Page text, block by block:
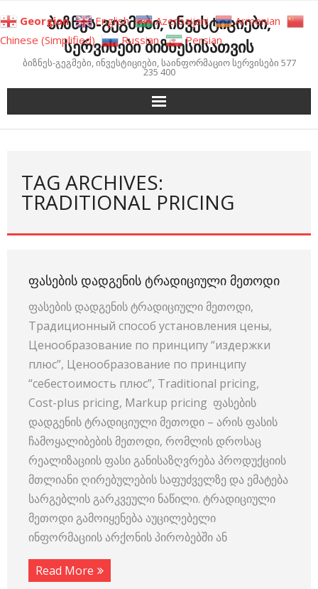
to
content
ბიზნეს-გეგმები, ინვესტიციები,
სერვისები ბიზნესისათვის
ბიზნეს-გეგმები, ინვესტიციები, საინფორმაციო სერვისები 577
235 400
TAG ARCHIVES:
TRADITIONAL PRICING
ᲤᲐᲡᲔᲑᲘᲡ ᲓᲐᲓᲒᲔᲜᲘᲡ ᲢᲠᲐᲓᲘᲪᲘᲣᲚᲘ ᲛᲔᲗᲝᲓᲘ
ფასების დადგენის ტრადიციული მეთოდი,
Традиционный способ установления цены,
Ценообразование по принципу “издержки
плюс”, Ценообразование по принципу
“себестоимость плюс”, Traditional pricing,
Cost-plus pricing, Markup pricing ფასების
დადგენის ტრადიციული მეთოდი – არის ფასის
ჩამოყალიბების მეთოდი, რომლის დროსაც
რეალიზაციის ფასი განისაზღვრება პროდუქციის
მთლიანი ღირებულების საფუძველზე და ემატება
სარგებლის გარკვეული ნაწილი. ტრადიციული
მეთოდი გამოიყენება აუცილებელი
ინფორმაციის არქონის პირობებში ან
Read More
Georgian English Azerbaijani
Armenian
Chinese (Simplified)
Russian Persian